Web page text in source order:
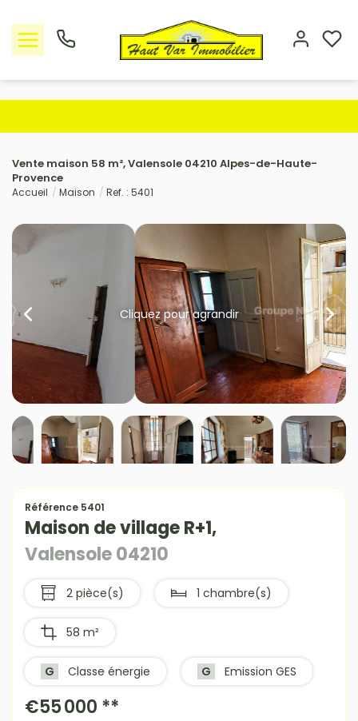
Nos offres
L'Agence
Avis clients
Estimation
Avis clients
Vente maison 58 m², Valensole 04210 Alpes-de-Haute-
Provence
Accueil Maison Ref. : 5401
Cliquez pour agrandir
Référence 5401
Maison de village R+1,
Valensole 04210
2 pièce(s) 1 chambre(s)
58 m²
G Classe énergie G Emission GES
€55 000 **